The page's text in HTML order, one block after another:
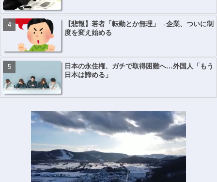
【悲報】若者「転勤とか無理」→企業、ついに制
度を変え始める
日本の永住権、ガチで取得困難へ…外国人「もう
日本は諦める」